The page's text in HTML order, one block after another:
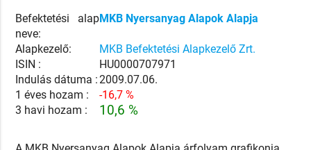
Befektetési alap
neve:
MKB Nyersanyag Alapok Alapja
Alapkezelő:
MKB Befektetési Alapkezelő Zrt.
ISIN :
HU0000707971
Indulás dátuma :2009.07.06.
1 éves hozam :
-16,7 %
3 havi hozam :
10,6 %